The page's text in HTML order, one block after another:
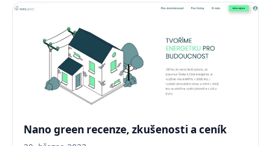
Nano green recenze, zkušenosti a ceník